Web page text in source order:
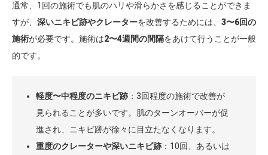
通常、1回の施術でも肌のハリや滑らかさを感じることができま
すが、 深いニキビ跡やクレーターを改善するためには、 3〜6回の
施術が必要です。施術は2〜4週間の間隔をあけて行うことが一般
的です。
軽度〜中程度のニキビ跡 ：3回程度の施術で改善が
見られることが多いです。肌のターンオーバーが促
進され、ニキビ跡が徐々に目立たなくなります。
重度のクレーターや深いニキビ跡 ：10回、あるいは